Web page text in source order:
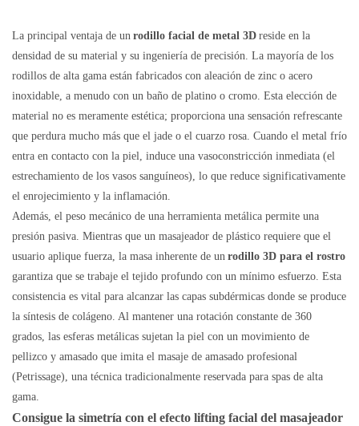
La principal ventaja de un rodillo facial de metal 3D reside en la
densidad de su material y su ingeniería de precisión. La mayoría de los
rodillos de alta gama están fabricados con aleación de zinc o acero
inoxidable, a menudo con un baño de platino o cromo. Esta elección de
material no es meramente estética; proporciona una sensación refrescante
que perdura mucho más que el jade o el cuarzo rosa. Cuando el metal frío
entra en contacto con la piel, induce una vasoconstricción inmediata (el
estrechamiento de los vasos sanguíneos), lo que reduce significativamente
el enrojecimiento y la inflamación.
Además, el peso mecánico de una herramienta metálica permite una
presión pasiva. Mientras que un masajeador de plástico requiere que el
usuario aplique fuerza, la masa inherente de un rodillo 3D para el rostro
garantiza que se trabaje el tejido profundo con un mínimo esfuerzo. Esta
consistencia es vital para alcanzar las capas subdérmicas donde se produce
la síntesis de colágeno. Al mantener una rotación constante de 360 ​​
grados, las esferas metálicas sujetan la piel con un movimiento de
pellizco y amasado que imita el masaje de amasado profesional
(Petrissage), una técnica tradicionalmente reservada para spas de alta
gama.
Consigue la simetría con el efecto lifting facial del masajeador